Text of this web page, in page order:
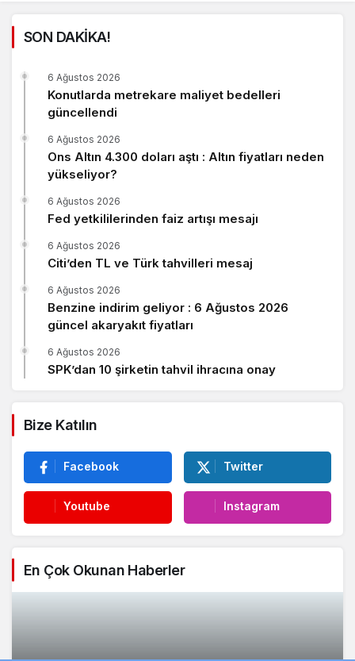
SON DAKİKA!
Konutlarda metrekare maliyet bedelleri
güncellendi
6 Ağustos 2026
Ons Altın 4.300 doları aştı : Altın fiyatları neden
yükseliyor?
6 Ağustos 2026
Fed yetkililerinden faiz artışı mesajı
6 Ağustos 2026
Citi’den TL ve Türk tahvilleri mesaj
6 Ağustos 2026
Benzine indirim geliyor : 6 Ağustos 2026
güncel akaryakıt fiyatları
6 Ağustos 2026
SPK’dan 10 şirketin tahvil ihracına onay
6 Ağustos 2026
Bize Katılın
Facebook Twitter
Youtube Instagram
En Çok Okunan Haberler